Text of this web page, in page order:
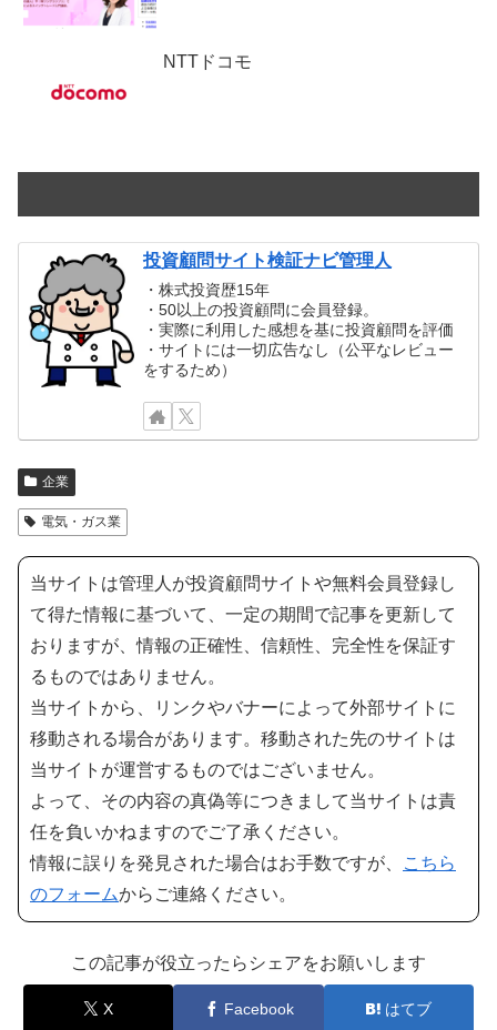
NTTドコモ
投資顧問サイト検証ナビ管理人
・株式投資歴15年
・50以上の投資顧問に会員登録。
・実際に利用した感想を基に投資顧問を評価
・サイトには一切広告なし（公平なレビュー
をするため）
企業
電気・ガス業
当サイトは管理人が投資顧問サイトや無料会員登録し
て得た情報に基づいて、一定の期間で記事を更新して
おりますが、情報の正確性、信頼性、完全性を保証す
るものではありません。
当サイトから、リンクやバナーによって外部サイトに
移動される場合があります。移動された先のサイトは
当サイトが運営するものではございません。
よって、その内容の真偽等につきまして当サイトは責
任を負いかねますのでご了承ください。
情報に誤りを発見された場合はお手数ですが、
こちら
のフォームからご連絡ください。
この記事が役立ったらシェアをお願いします
X Facebook はてブ